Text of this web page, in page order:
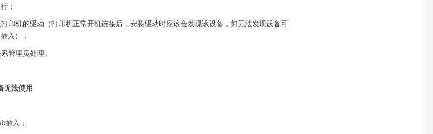
；
印机的驱动（打印机正常开机连接后，安装驱动时应该会发现该设备，如无法发现设备可
入）；
管理员处理。
无法使用
插入；